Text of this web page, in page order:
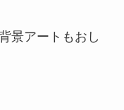
景アートもおし